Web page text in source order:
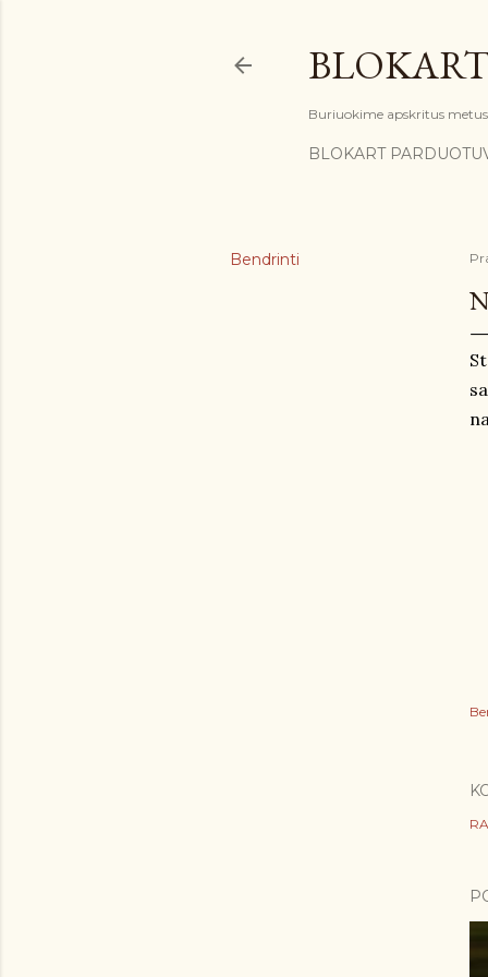
Buriuokime apskritus
BLOKART
Bendrinti